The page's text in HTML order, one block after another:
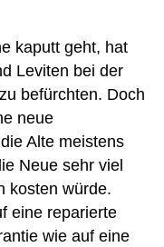
kaputt geht, hat
Leviten bei der
befürchten. Doch
neue
Alte meistens
Neue sehr viel
kosten würde.
eine reparierte
wie auf eine